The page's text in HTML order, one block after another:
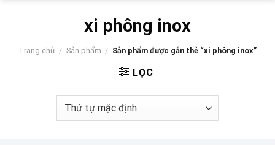
xi phông inox
Trang chủ / Sản phẩm / Sản phẩm được gắn thẻ “xi phông inox”
LỌC